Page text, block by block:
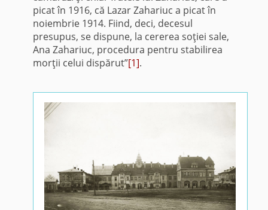
picat în 1916, că Lazar Zahariuc a picat în
noiembrie 1914. Fiind, deci, decesul
presupus, se dispune, la cererea soţiei sale,
Ana Zahariuc, procedura pentru stabilirea
morţii celui dispărut”[1].